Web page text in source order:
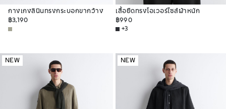
กางเกงลินินทรงกระบอกขากว้าง
สวมใส่สบาย
฿3,190
เสื้อยืดทรงโอเวอร์ไซส์ผ้าหนัก
฿990
+3
NEW NEW